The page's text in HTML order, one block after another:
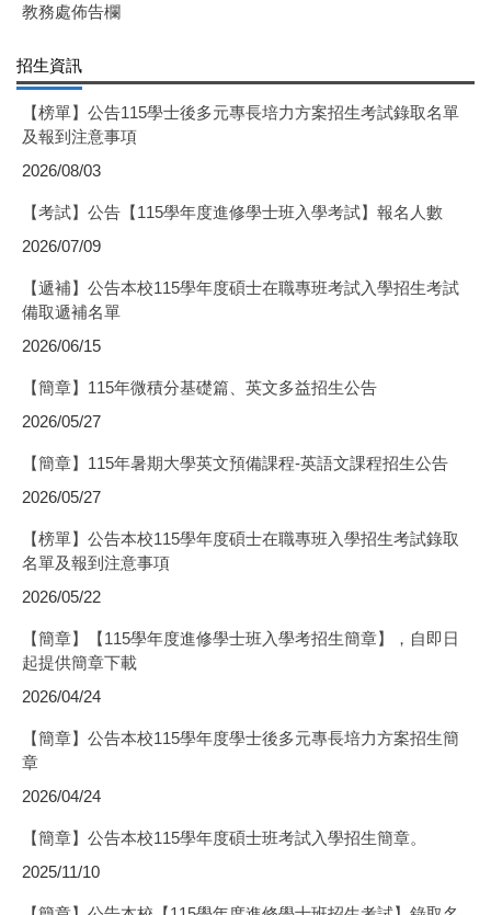
教務處佈告欄
招生資訊
【榜單】公告115學士後多元專長培力方案招生考試錄取名單
及報到注意事項
2026/08/03
【考試】公告【115學年度進修學士班入學考試】報名人數
2026/07/09
【遞補】公告本校115學年度碩士在職專班考試入學招生考試
備取遞補名單
2026/06/15
【簡章】115年微積分基礎篇、英文多益招生公告
2026/05/27
【簡章】115年暑期大學英文預備課程-英語文課程招生公告
2026/05/27
【榜單】公告本校115學年度碩士在職專班入學招生考試錄取
名單及報到注意事項
2026/05/22
【簡章】【115學年度進修學士班入學考招生簡章】，自即日
起提供簡章下載
2026/04/24
【簡章】公告本校115學年度學士後多元專長培力方案招生簡
章
2026/04/24
【簡章】公告本校115學年度碩士班考試入學招生簡章。
2025/11/10